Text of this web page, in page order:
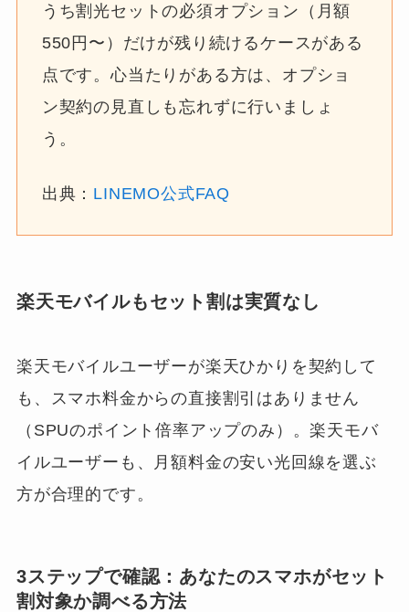
うち割光セットの必須オプション（月額
550円〜）だけが残り続けるケースがある
点です。心当たりがある方は、オプショ
ン契約の見直しも忘れずに行いましょ
う。
出典： LINEMO公式FAQ
楽天モバイルもセット割は実質なし
楽天モバイルユーザーが楽天ひかりを契約して
も、スマホ料金からの直接割引はありません
（SPUのポイント倍率アップのみ）。楽天モバ
イルユーザーも、月額料金の安い光回線を選ぶ
方が合理的です。
3ステップで確認：あなたのスマホがセット
割対象か調べる方法